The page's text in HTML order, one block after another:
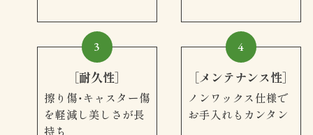
3
［耐久性］
擦り傷・キャスター傷
を軽減し美しさが長
持ち
4
［メンテナンス性］
ノンワックス仕様で
お手入れもカンタン